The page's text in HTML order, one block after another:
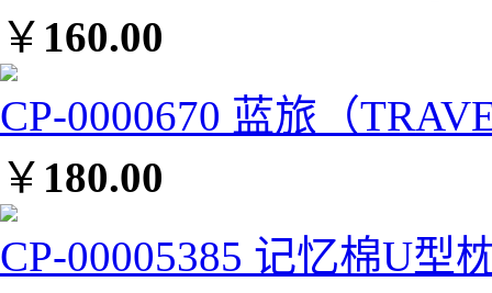
￥ 160.00
CP-0000670 蓝旅（
￥ 180.00
CP-00005385 记忆棉U型